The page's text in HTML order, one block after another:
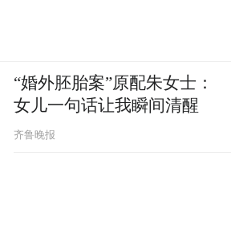
“婚外胚胎案”原配朱女士：
女儿一句话让我瞬间清醒
齐鲁晚报